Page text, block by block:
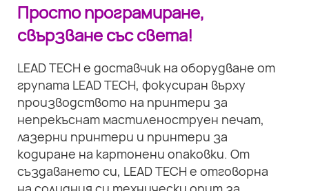
Просто програмиране,
свързване със света!
LEAD TECH е доставчик на оборудване от
групата LEAD TECH, фокусиран върху
производството на принтери за
непрекъснат мастиленоструен печат,
лазерни принтери и принтери за
кодиране на картонени опаковки. От
създаването си, LEAD TECH е отговорна